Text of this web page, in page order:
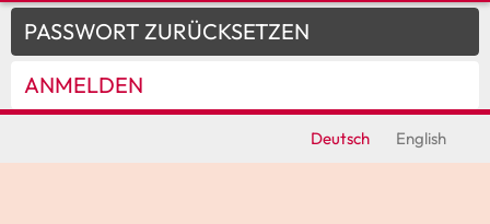
Primary tabs
PASSWORT ZURÜCKSETZEN
ANMELDEN
Deutsch English